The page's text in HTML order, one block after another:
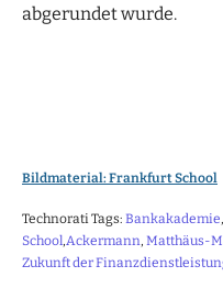
abgerundet wurde.
Bildmaterial: Frankfurt School
Technorati Tags: Bankakademie,
School,Ackermann, Matthäus-
Zukunft der